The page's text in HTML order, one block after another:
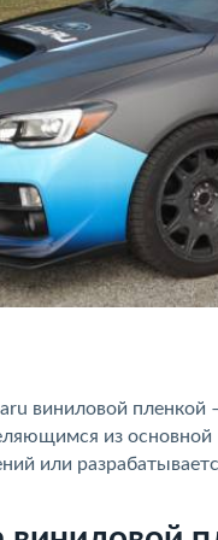
виниловой пленкой
из основной
или